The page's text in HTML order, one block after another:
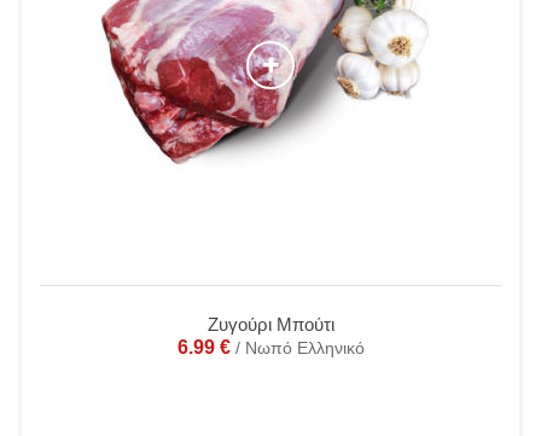
Ζυγούρι Μπούτι
6.99 € / Νωπό Ελληνικό